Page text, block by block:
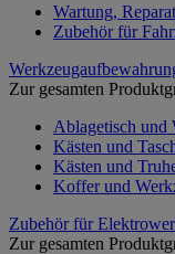
Wartung,
Zubehör für
Zur gesamten
Ablagetisch und
Kästen und
Kästen und
Koffer und
Zubehör für
Zur gesamten